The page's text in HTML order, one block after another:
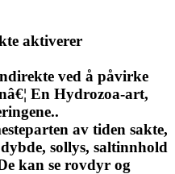
aktiverer
ved å påvirke
En Hydrozoa-art,
av tiden sakte,
sollys, saltinnhold
kan se rovdyr og